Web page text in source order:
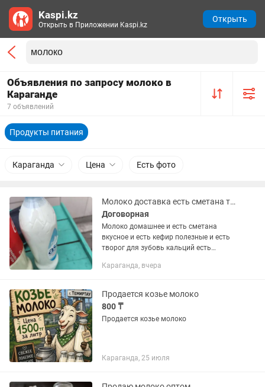
Объявления по запросу молоко в
Караганде
7 объявлений
Продукты питания
Караганда Цена Есть фото
Молоко доставка есть сметана творог кефир
Договорная
Молоко домашнее и есть сметана
вкусное и есть кефир полезные и есть
творог для зубовь кальций есть
где находитесь доставка не дорагая
Караганда, вчера
Продается козье молоко
800 ₸
Продается козье молоко
Караганда, 25 июля
Kaspi.kz
Открыть в Приложении Kaspi.kz
Открыть